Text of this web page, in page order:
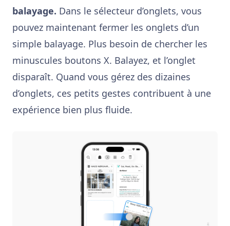
balayage. Dans le sélecteur d’onglets, vous
pouvez maintenant fermer les onglets d’un
simple balayage. Plus besoin de chercher les
minuscules boutons X. Balayez, et l’onglet
disparaît. Quand vous gérez des dizaines
d’onglets, ces petits gestes contribuent à une
expérience bien plus fluide.